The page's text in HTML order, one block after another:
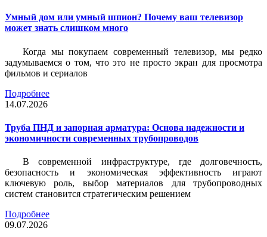
Умный дом или умный шпион? Почему ваш телевизор
может знать слишком много
Когда мы покупаем современный телевизор, мы редко
задумываемся о том, что это не просто экран для просмотра
фильмов и сериалов
Подробнее
14.07.2026
Труба ПНД и запорная арматура: Основа надежности и
экономичности современных трубопроводов
В современной инфраструктуре, где долговечность,
безопасность и экономическая эффективность играют
ключевую роль, выбор материалов для трубопроводных
систем становится стратегическим решением
Подробнее
09.07.2026